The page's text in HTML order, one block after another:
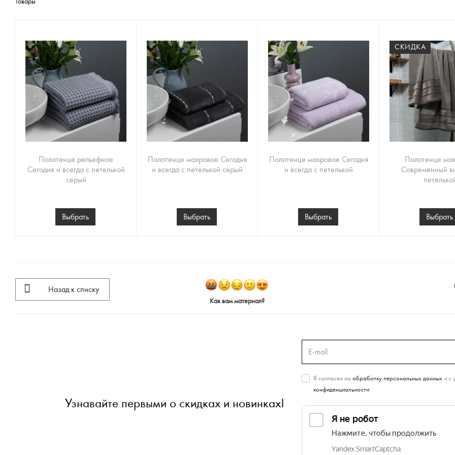
Полотенце рельефное
Сегодня и всегда с петелькой
серый
Выбрать
Полотенце махровое Сегодня
и всегда с петелькой серый
Выбрать
Полотенце махровое Сегодня
и всегда с петелькой
Выбрать
СКИДКА
Полотенце
Современный
Выбрать
Назад к списку
Как вам материал?
Узнавайте первыми о скидках и новинках!
Я согласен на обработку персональных данныхи с
конфиденциальности